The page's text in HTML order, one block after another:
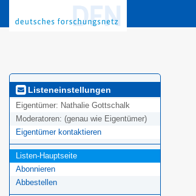
Listeneinstellungen
Eigentümer: Nathalie Gottschalk
Moderatoren: (genau wie Eigentümer)
Eigentümer kontaktieren
Listen-Hauptseite
Abonnieren
Abbestellen